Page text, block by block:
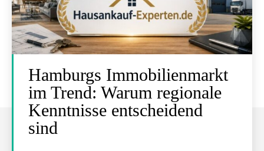
Hamburgs Immobilienmarkt
im Trend: Warum regionale
Kenntnisse entscheidend
sind